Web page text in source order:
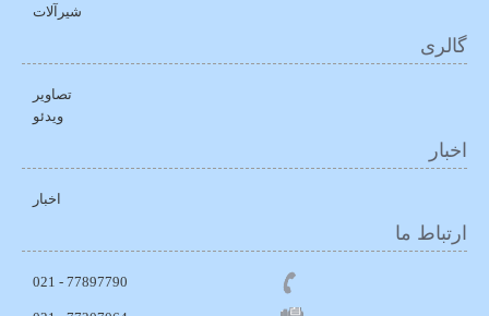
شیرآلات
گالری
تصاویر
ویدئو
اخبار
اخبار
ارتباط ما
77897790 - 021